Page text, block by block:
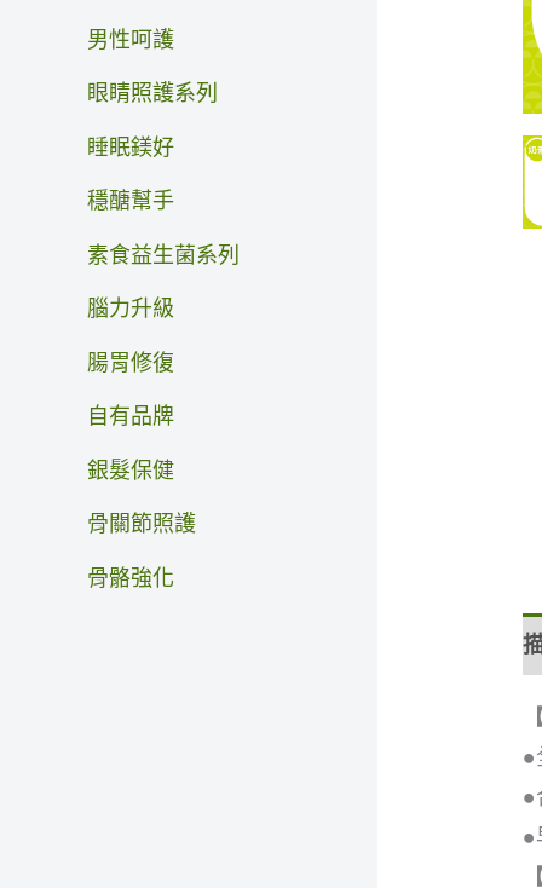
男性呵護
眼睛照護系列
睡眠鎂好
穩醣幫手
素食益生菌系列
腦力升級
腸胃修復
自有品牌
銀髮保健
骨關節照護
骨骼強化
●
●
●